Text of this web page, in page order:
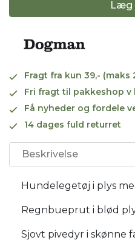
Læg
Fragt fra kun 39,- (maks
Fri fragt til pakkeshop v
Få nyheder og fordele
14 dages fuld returret
Beskrivelse
Hundelegetøj i plys
Regnbueprut i blød
Sjovt pivedyr i skønne